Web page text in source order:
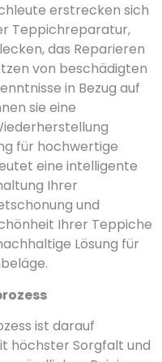
erstrecken sich
Teppichreparatur,
das Reparieren
von beschädigten
in Bezug auf
sie eine
für hochwertige
eine intelligente
Ihrer
und
Ihrer Teppiche
Lösung für
ist darauf
höchster Sorgfalt und